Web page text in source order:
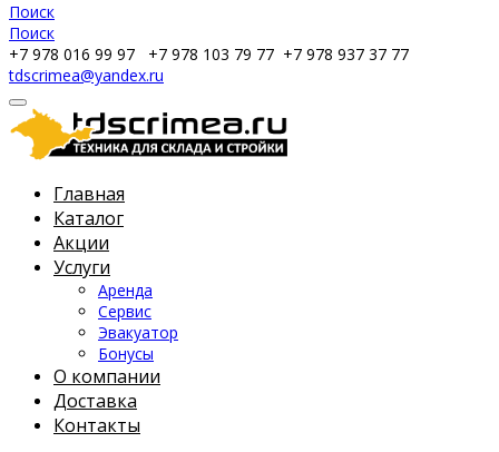
Поиск
Поиск
+7 978 016 99 97
+7 978 103 79 77 +7 978 937 37 77
tdscrimea@yandex.ru
Главная
Каталог
Акции
Услуги
Аренда
Сервис
Эвакуатор
Бонусы
О компании
Доставка
Контакты